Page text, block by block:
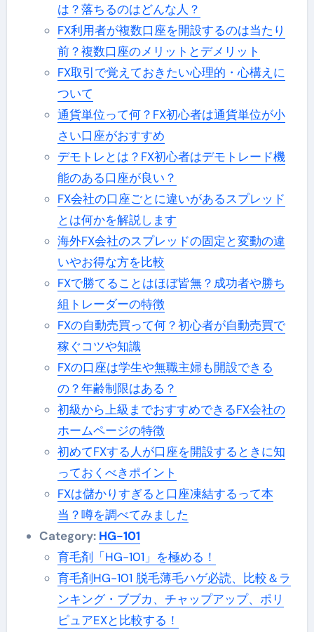
は？落ちるのはどんな人？
FX利用者が複数口座を開設するのは当たり
前？複数口座のメリットとデメリット
FX取引で覚えておきたい心理的・心構えに
ついて
通貨単位って何？FX初心者は通貨単位が小
さい口座がおすすめ
デモトレとは？FX初心者はデモトレード機
能のある口座が良い？
FX会社の口座ごとに違いがあるスプレッド
とは何かを解説します
海外FX会社のスプレッドの固定と変動の違
いやお得な方を比較
FXで勝てることはほぼ皆無？成功者や勝ち
組トレーダーの特徴
FXの自動売買って何？初心者が自動売買で
稼ぐコツや知識
FXの口座は学生や無職主婦も開設できる
の？年齢制限はある？
初級から上級までおすすめできるFX会社の
ホームページの特徴
初めてFXする人が口座を開設するときに知
っておくべきポイント
FXは儲かりすぎると口座凍結するって本
当？噂を調べてみました
Category: HG-101
育毛剤「HG-101」を極める！
育毛剤HG-101 脱毛薄毛ハゲ必読、比較＆ラ
ンキング・ブブカ、チャップアップ、ポリ
ピュアEXと比較する！